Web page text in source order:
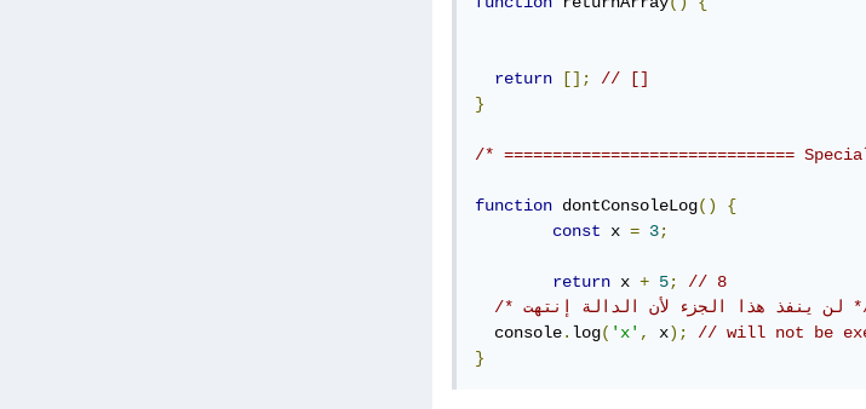
return [];
// []
}
/* ==============================
function dontConsoleLog()
{
const x = 3;
return x + 5;
// 8
لأن الدالة إنتهت */
  console
. log( 'x' , x);
// will not be
}